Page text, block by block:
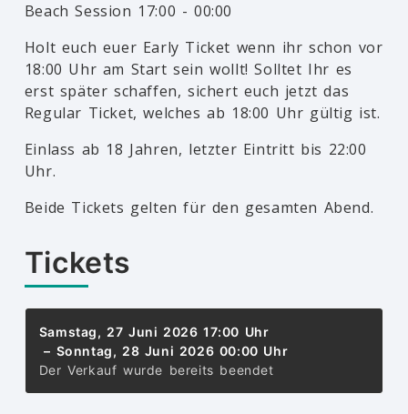
Beach Session 17:00 - 00:00
Holt euch euer Early Ticket wenn ihr schon vor
18:00 Uhr am Start sein wollt! Solltet Ihr es
erst später schaffen, sichert euch jetzt das
Regular Ticket, welches ab 18:00 Uhr gültig ist.
Einlass ab 18 Jahren, letzter Eintritt bis 22:00
Uhr.
Beide Tickets gelten für den gesamten Abend.
Tickets
Samstag, 27 Juni 2026 17:00 Uhr
– Sonntag, 28 Juni 2026 00:00 Uhr
Der Verkauf wurde bereits beendet